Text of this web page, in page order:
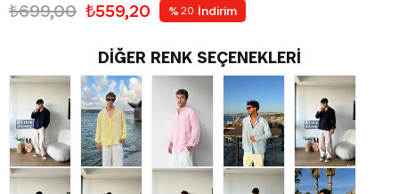
₺699,00 ₺559,20 % 20 İndirim
DIĞER RENK SEÇENEKLERI